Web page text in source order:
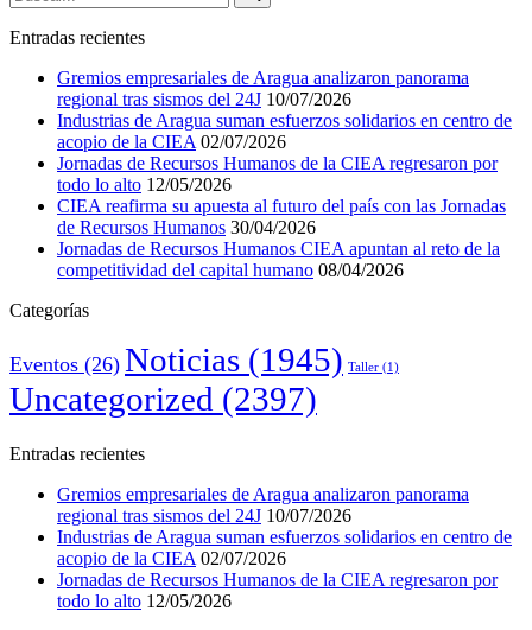
Entradas recientes
Gremios empresariales de Aragua analizaron panorama
regional tras sismos del 24J 10/07/2026
Industrias de Aragua suman esfuerzos solidarios en centro de
acopio de la CIEA 02/07/2026
Jornadas de Recursos Humanos de la CIEA regresaron por
todo lo alto 12/05/2026
CIEA reafirma su apuesta al futuro del país con las Jornadas
de Recursos Humanos 30/04/2026
Jornadas de Recursos Humanos CIEA apuntan al reto de la
competitividad del capital humano 08/04/2026
Categorías
Eventos (26) Noticias (1945) Taller (1)
Uncategorized (2397)
Entradas recientes
Gremios empresariales de Aragua analizaron panorama
regional tras sismos del 24J 10/07/2026
Industrias de Aragua suman esfuerzos solidarios en centro de
acopio de la CIEA 02/07/2026
Jornadas de Recursos Humanos de la CIEA regresaron por
todo lo alto 12/05/2026